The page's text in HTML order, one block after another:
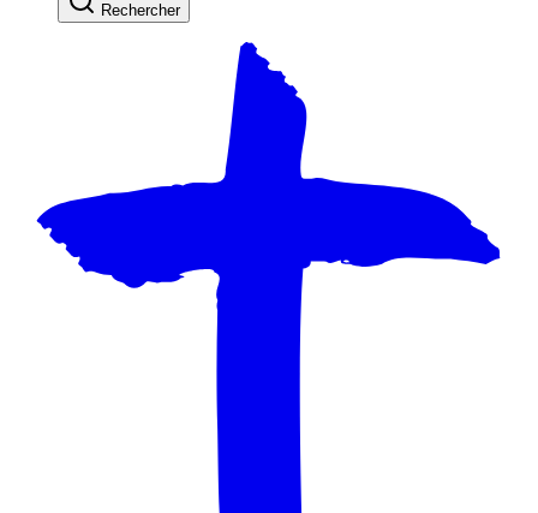
Rechercher